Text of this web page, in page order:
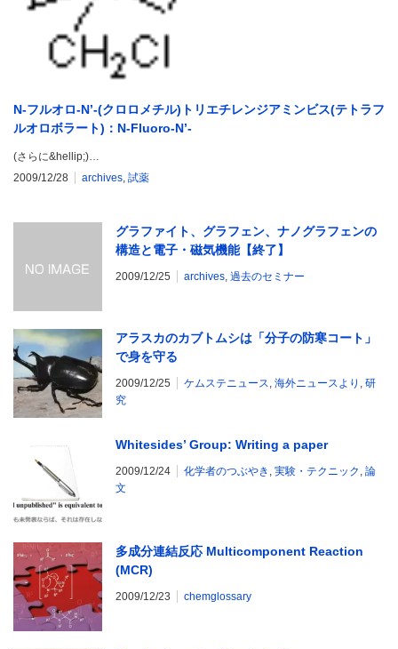
N-フルオロ-N’-(クロロメチル)トリエチレンジアミンビス(テトラフ
ルオロボラート)：N-Fluoro-N’-
(さらに&hellip;)…
2009/12/28
archives, 試薬
グラファイト、グラフェン、ナノグラフェンの
構造と電子・磁気機能【終了】
2009/12/25 archives, 過去のセミナー
アラスカのカブトムシは「分子の防寒コート」
で身を守る
2009/12/25 ケムステニュース, 海外ニュースより , 研
究
Whitesides’ Group: Writing a paper
2009/12/24 化学者のつぶやき , 実験・テクニック , 論
文
多成分連結反応 Multicomponent Reaction
(MCR)
2009/12/23 chemglossary